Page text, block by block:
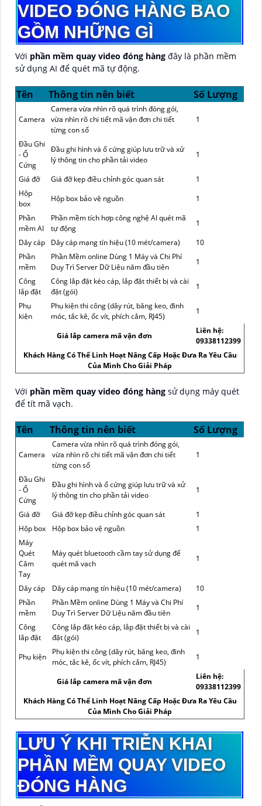
VIDEO ĐÓNG HÀNG BAO
GỒM NHỮNG GÌ
Với phần mềm quay video đóng hàng đây là phần mềm
sử dụng AI để quét mã tự động.
Tên Thông tin nên biết Số Lượng
Camera
Camera vừa nhìn rõ quá trình đóng gói,
vừa nhìn rõ chi tiết mã vận đơn chi tiết
từng con số
1
Đầu Ghi
- Ổ
Cứng
Đầu ghi hình và ổ cứng giúp lưu trữ và xử
lý thông tin cho phần tải video
1
Giá đỡ Giá đỡ kẹp điều chỉnh góc quan sát
1
Hộp
box
Hộp box bảo vệ nguồn
1
Phần
mềm AI
Phần mềm tích hợp công nghệ AI quét mã
tự động
1
Dây cáp
Dây cáp mạng tín hiệu (10 mét/camera)
10
Phần
mềm
Phần Mềm online Dùng 1 Máy và Chi Phí
Duy Trì Server Dữ Liệu năm đầu tiên
1
Công
lắp đặt
Công lắp đặt kéo cáp, lắp đặt thiết bị và cài
đặt (gói)
1
Phụ
kiện
Phụ kiện thi công (dây rút, băng keo, đinh
móc, tắc kê, ốc vít, phích cắm, RJ45)
1
Giá lắp camera mã vận đơn
Liên hệ:
09338112399
Khách Hàng Có Thể Linh Hoạt Nâng Cấp Hoặc Đưa Ra Yêu Cầu
Của Mình Cho Giải Pháp
Với phần mềm quay video đóng hàng sử dụng máy quét
để tít mã vạch.
Tên Thông tin nên biết Số Lượng
Camera
Camera vừa nhìn rõ quá trình đóng gói,
vừa nhìn rõ chi tiết mã vận đơn chi tiết
từng con số
1
Đầu Ghi
- Ổ
Cứng
Đầu ghi hình và ổ cứng giúp lưu trữ và xử
lý thông tin cho phần tải video
1
Giá đỡ Giá đỡ kẹp điều chỉnh góc quan sát
1
Hộp box
Hộp box bảo vệ nguồn
1
Máy
Quét
Câm
Tay
Máy quét bluetooth cầm tay sử dụng để
quét mã vạch
1
Dây cáp Dây cáp mạng tín hiệu (10 mét/camera)
10
Phần
mềm
Phần Mềm online Dùng 1 Máy và Chi Phí
Duy Trì Server Dữ Liệu năm đầu tiên
1
Công
lắp đặt
Công lắp đặt kéo cáp, lắp đặt thiết bị và cài
đặt (gói)
1
Phụ kiện
Phụ kiện thi công (dây rút, băng keo, đinh
móc, tắc kê, ốc vít, phích cắm, RJ45)
1
Giá lắp camera mã vận đơn
Liên hệ:
09338112399
Khách Hàng Có Thể Linh Hoạt Nâng Cấp Hoặc Đưa Ra Yêu Cầu
Của Mình Cho Giải Pháp
LƯU Ý KHI TRIỄN KHAI
PHẦN MỀM QUAY VIDEO
ĐÓNG HÀNG